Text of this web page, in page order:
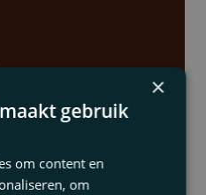
games,
and
win
×
gebruik
om content en
om